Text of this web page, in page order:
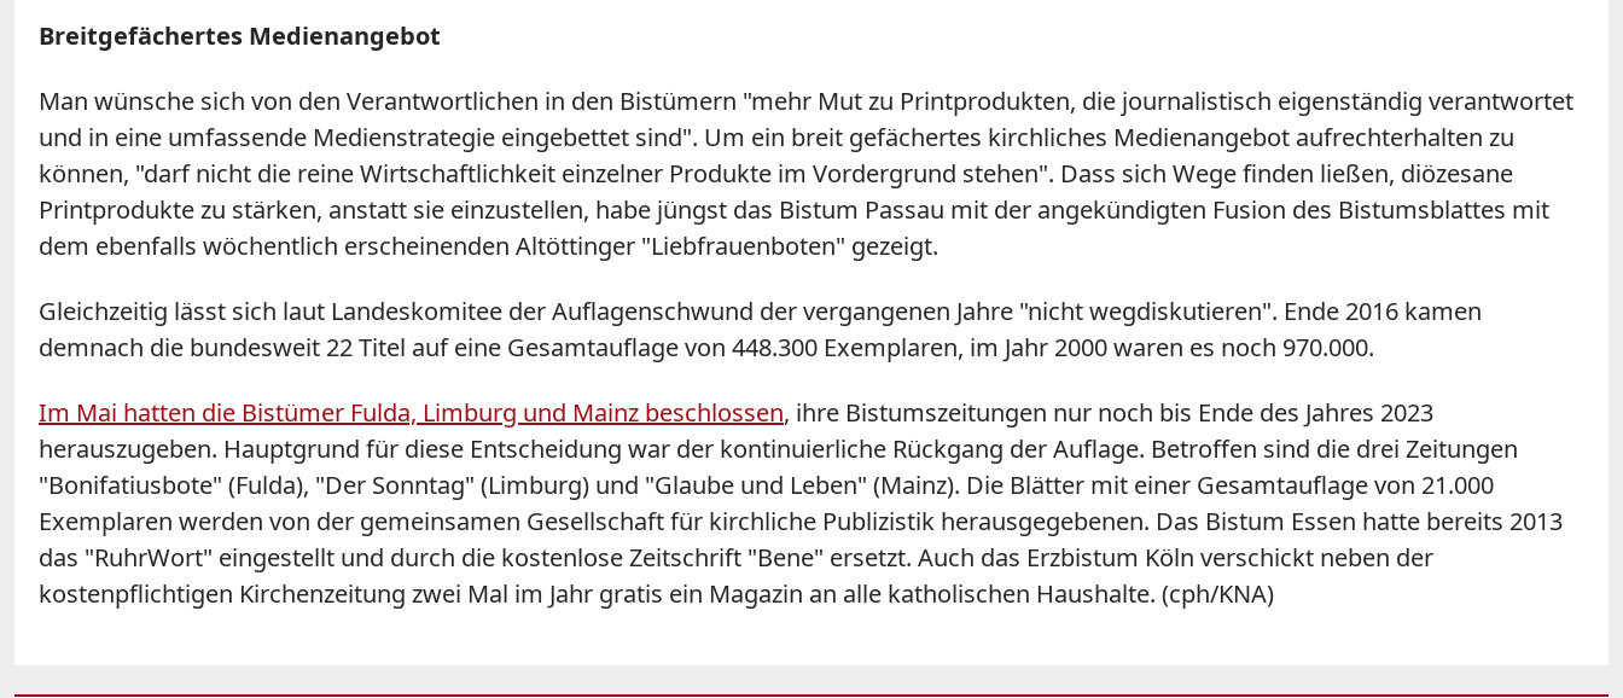
Breitgefächertes Medienangebot
Man wünsche sich von den Verantwortlichen in den Bistümern "mehr Mut zu Printprodukten, die journalistisch eigenständig verantwortet
und in eine umfassende Medienstrategie eingebettet sind". Um ein breit gefächertes kirchliches Medienangebot aufrechterhalten zu
können, "darf nicht die reine Wirtschaftlichkeit einzelner Produkte im Vordergrund stehen". Dass sich Wege finden ließen, diözesane
Printprodukte zu stärken, anstatt sie einzustellen, habe jüngst das Bistum Passau mit der angekündigten Fusion des Bistumsblattes mit
dem ebenfalls wöchentlich erscheinenden Altöttinger "Liebfrauenboten" gezeigt.
Gleichzeitig lässt sich laut Landeskomitee der Auflagenschwund der vergangenen Jahre "nicht wegdiskutieren". Ende 2016 kamen
demnach die bundesweit 22 Titel auf eine Gesamtauflage von 448.300 Exemplaren, im Jahr 2000 waren es noch 970.000.
Im Mai hatten die Bistümer Fulda, Limburg und Mainz beschlossen, ihre Bistumszeitungen nur noch bis Ende des Jahres 2023
herauszugeben. Hauptgrund für diese Entscheidung war der kontinuierliche Rückgang der Auflage. Betroffen sind die drei Zeitungen
"Bonifatiusbote" (Fulda), "Der Sonntag" (Limburg) und "Glaube und Leben" (Mainz). Die Blätter mit einer Gesamtauflage von 21.000
Exemplaren werden von der gemeinsamen Gesellschaft für kirchliche Publizistik herausgegebenen. Das Bistum Essen hatte bereits 2013
das "RuhrWort" eingestellt und durch die kostenlose Zeitschrift "Bene" ersetzt. Auch das Erzbistum Köln verschickt neben der
kostenpflichtigen Kirchenzeitung zwei Mal im Jahr gratis ein Magazin an alle katholischen Haushalte. (cph/KNA)